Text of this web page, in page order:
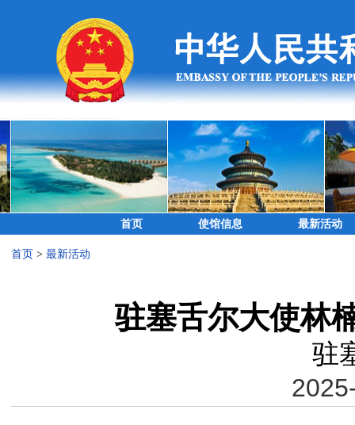
首页 使馆信息 最新活动
首页 > 最新活动
驻塞舌尔大使林
驻